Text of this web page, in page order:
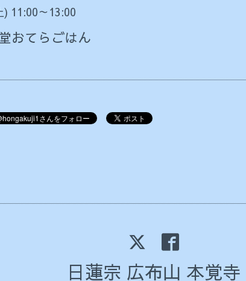
11:00～13:00
おてらごはん
日蓮宗 広布山 本覚寺